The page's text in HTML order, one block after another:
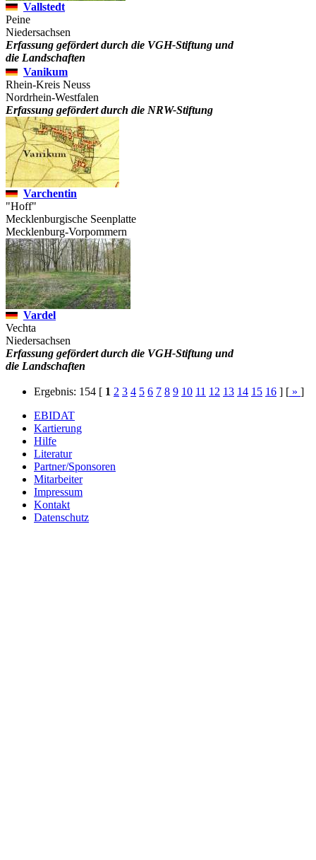
Vallstedt
Peine
Niedersachsen
Erfassung gefördert durch die VGH-Stiftung und
die Landschaften
Vanikum
Rhein-Kreis Neuss
Nordrhein-Westfalen
Erfassung gefördert durch die NRW-Stiftung
Varchentin
"Hoff"
Mecklenburgische Seenplatte
Mecklenburg-Vorpommern
Vardel
Vechta
Niedersachsen
Erfassung gefördert durch die VGH-Stiftung und
die Landschaften
Ergebnis: 154 [ 1 2 3 4 5 6 7 8 9 10 11 12 13 14 15 16 ] [ » ]
EBIDAT
Kartierung
Hilfe
Literatur
Partner/Sponsoren
Mitarbeiter
Impressum
Kontakt
Datenschutz